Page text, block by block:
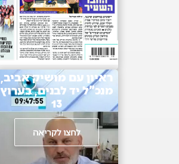
ראיון עם מושיק אביב,
מנכ"ל יד לבנים, בערוץ
13
לחצו לקריאה